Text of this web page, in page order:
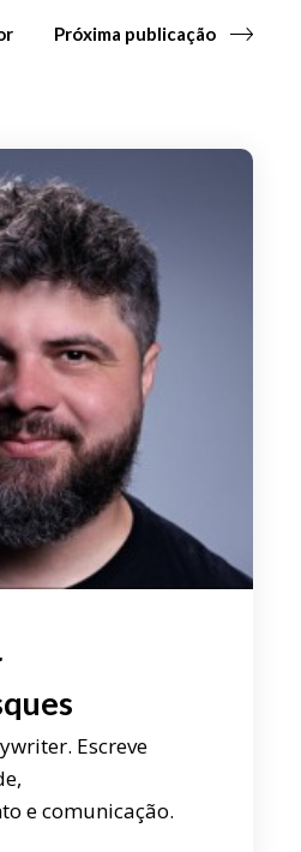
Próxima publicação
Escreve
e comunicação.